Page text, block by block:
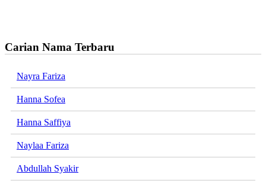
Carian Nama Terbaru
Nayra Fariza
Hanna Sofea
Hanna Saffiya
Naylaa Fariza
Abdullah Syakir